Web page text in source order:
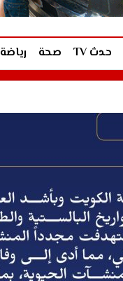
حدث TV صحة رياضة